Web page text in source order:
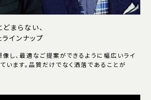
まらない、
インナップ
し、最適なご提案ができるように幅広いライ
います。品質だけでなく洒落であることが